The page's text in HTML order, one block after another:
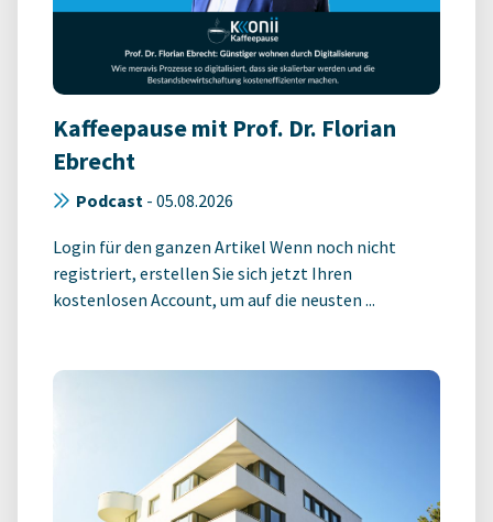
Kaffeepause mit Prof. Dr. Florian
Ebrecht
Podcast - 05.08.2026
Login für den ganzen Artikel Wenn noch nicht
registriert, erstellen Sie sich jetzt Ihren
kostenlosen Account, um auf die neusten ...